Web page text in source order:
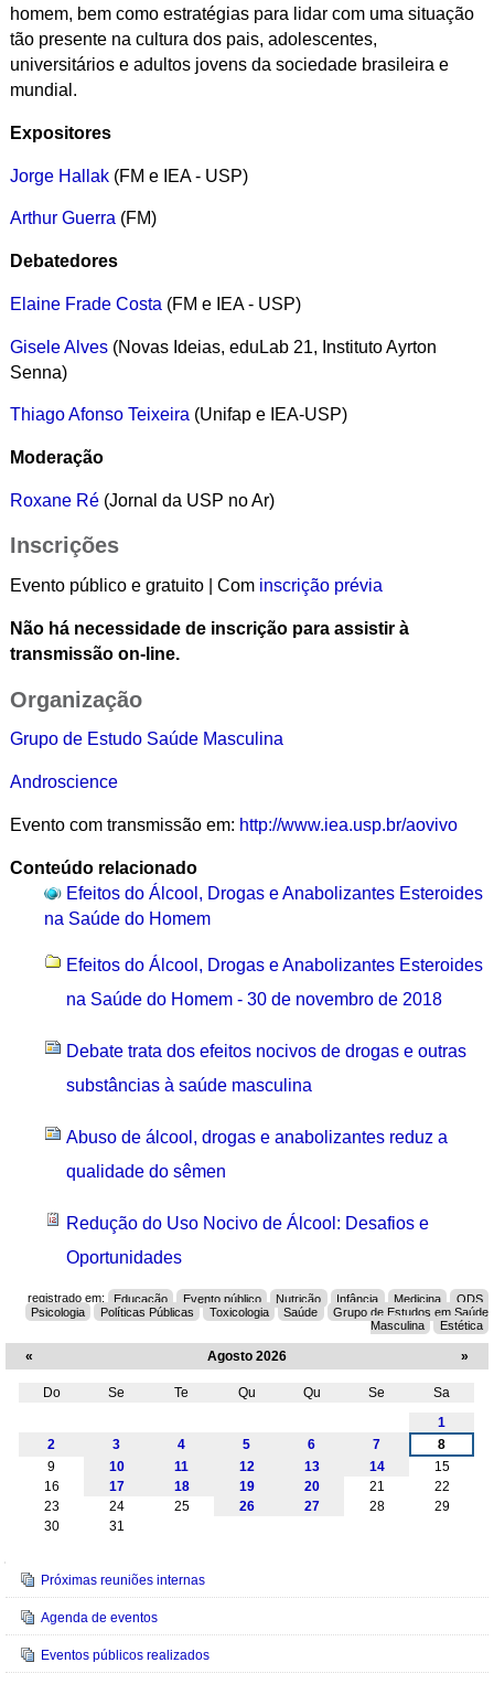
homem, bem como estratégias para lidar com uma situação
tão presente na cultura dos pais, adolescentes,
universitários e adultos jovens da sociedade brasileira e
mundial.
Expositores
Jorge Hallak(FM e IEA - USP)
Arthur Guerra (FM)
Debatedores
Elaine Frade Costa (FM e IEA - USP)
Gisele Alves(Novas Ideias, eduLab 21, Instituto Ayrton
Senna)
Thiago Afonso Teixeira (Unifap e IEA-USP)
Moderação
Roxane Ré (Jornal da USP no Ar)
Inscrições
Evento público e gratuito | Com inscrição prévia
Não há necessidade de inscrição para assistir à
transmissão on-line.
Organização
Grupo de Estudo Saúde Masculina
Androscience
Evento com transmissão em: http://www.iea.usp.br/aovivo
Conteúdo relacionado
Efeitos do Álcool, Drogas e Anabolizantes Esteroides
na Saúde do Homem
Efeitos do Álcool, Drogas e Anabolizantes Esteroides
na Saúde do Homem - 30 de novembro de 2018
Debate trata dos efeitos nocivos de drogas e outras
substâncias à saúde masculina
Abuso de álcool, drogas e anabolizantes reduz a
qualidade do sêmen
Redução do Uso Nocivo de Álcool: Desafios e
Oportunidades
registrado em: Educação Evento público Nutrição Infância Medicina
ODS
Psicologia
Políticas Públicas Toxicologia Saúde
Grupo de Estudos em Saúde
Masculina
Estética
« Agosto 2026 »
Do Se Te Qu Qu Se
Sa
1
2
3 4 5 6 7
8
9
10 11 12 13 14
15
16
17 18 19 20 21
22
23
24 25 26 27 28
29
30
31
Navegação
Próximas reuniões internas
Agenda de eventos
Eventos públicos realizados